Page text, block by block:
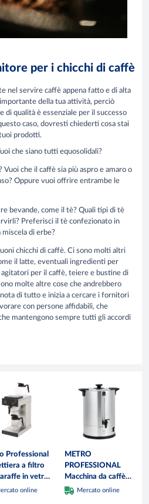
per i chicchi di caffè
nel servire caffè appena fatto e di alta
della tua attività, perciò
qualità è essenziale per il successo
caso, dovresti chiederti cosa stai
prodotti.
che siano tutti equosolidali?
che il caffè sia più aspro e amaro o
Oppure vuoi offrire entrambe le
bevande, come il tè? Quali tipi di tè
Preferisci il tè confezionato in
miscela di erbe?
chicchi di caffè. Ci sono molti altri
il latte, eventuali ingredienti per
agitatori per il caffè, teiere e bustine di
molte altre cose che andrebbero
di tutto e inizia a cercare i fornitori
con persone affidabili, che
mantengono sempre tutti gli accordi
Professional
a filtro
in vetro
acciaio
online
METRO
PROFESSIONAL
Macchina da caffè
GCM4011, acciaio
Mercato online